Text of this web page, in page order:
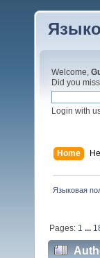
Welcome,
Did you
Login with
Home
Языковая
Pages: 1 ...